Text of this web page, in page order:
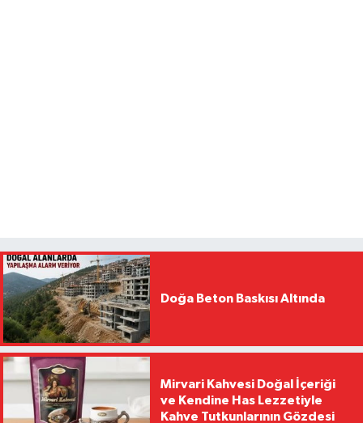
Doğa Beton Baskısı Altında
Mirvari Kahvesi Doğal İçeriği
ve Kendine Has Lezzetiyle
Kahve Tutkunlarının Gözdesi